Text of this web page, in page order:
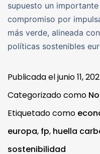
supuesto un
compromiso por
más verde, alineada
políticas sostenibles
Publicada eljunio 11,
Categorizado como
Etiquetado como
europa, fp, huella
sostenibilidad